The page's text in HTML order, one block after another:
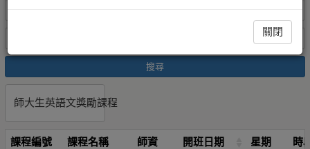
搜尋
師大生英語文獎勵課程
課程編號 課程名稱 師資 開班日期 星期 時
關閉